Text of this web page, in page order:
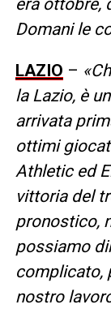
Domani le
LAZIO –
la Lazio, è
arrivata
ottimi
Athletic ed
vittoria del
pronostico,
possiamo
complicato,
nostro